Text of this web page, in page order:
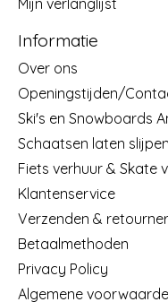
Informatie
Over ons
Openingstijden/
Ski's en Snowboards
Schaatsen laten
Fiets verhuur & Skate
Klantenservice
Verzenden &
Betaalmethoden
Privacy Policy
Algemene